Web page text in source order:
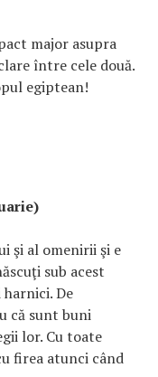
major asupra
între cele două.
egiptean!
şi al omenirii şi e
sub acest
De
că sunt buni
lor. Cu toate
firea atunci când